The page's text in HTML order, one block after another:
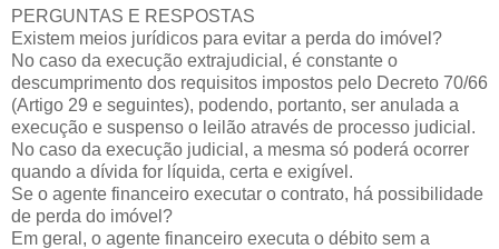
PERGUNTAS E RESPOSTAS
Existem meios jurídicos para evitar a perda do imóvel?
No caso da execução extrajudicial, é constante o
descumprimento dos requisitos impostos pelo Decreto 70/66
(Artigo 29 e seguintes), podendo, portanto, ser anulada a
execução e suspenso o leilão através de processo judicial.
No caso da execução judicial, a mesma só poderá ocorrer
quando a dívida for líquida, certa e exigível.
Se o agente financeiro executar o contrato, há possibilidade
de perda do imóvel?
Em geral, o agente financeiro executa o débito sem a